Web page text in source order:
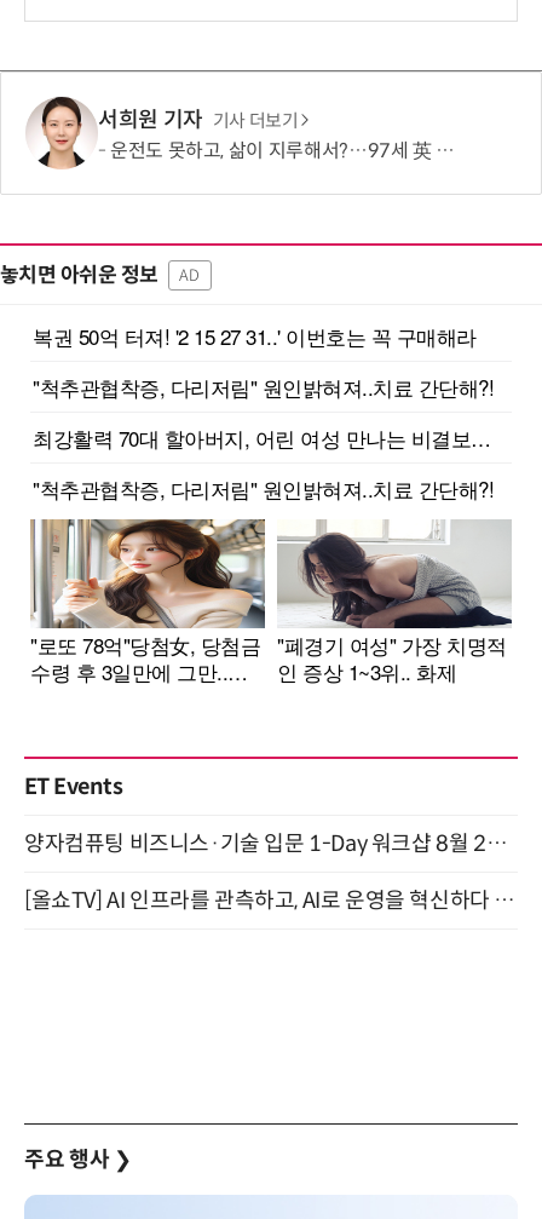
서희원 기자 기사 더보기
운전도 못하고, 삶이 지루해서?…97세 英 할머니, 비행기 날개에 매달렸다
놓치면 아쉬운 정보 AD
ET Events
양자컴퓨팅 비즈니스·기술 입문 1-Day 워크샵 8월 28일 개최
[올쇼TV] AI 인프라를 관측하고, AI로 운영을 혁신하다 (8월 11일 생방송)
주요 행사 ❯